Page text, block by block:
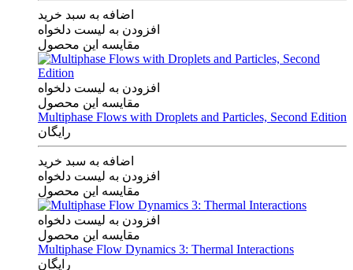
اضافه به سبد خرید
افزودن به لیست دلخواه
مقایسه این محصول
افزودن به لیست دلخواه
مقایسه این محصول
Multiphase Flows with Droplets and Particles, Second Edition
رایگان
اضافه به سبد خرید
افزودن به لیست دلخواه
مقایسه این محصول
افزودن به لیست دلخواه
مقایسه این محصول
Multiphase Flow Dynamics 3: Thermal Interactions
رایگان